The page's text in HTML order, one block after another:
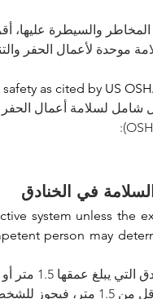
موحدة لأعمال الحفر
as cited by US
شامل لسلامة أعمال
في الخنادق
system unless the
person may
تتطلب
الحاجة إلى نظام حماية.